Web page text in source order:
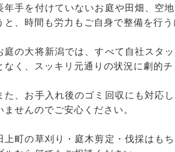
年手を付けていないお庭や田畑、空
と、時間も労力もご自身で整備を行
庭の大将新潟では、すべて自社スタ
なく、スッキリ元通りの状況に劇的チ
た、お手入れ後のゴミ回収にも対応
ませんのでご安心ください。
上町の草刈り・庭木剪定・伐採はも